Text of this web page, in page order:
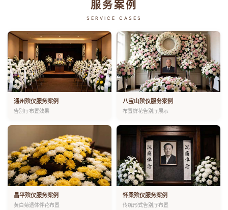
服务案例
SERVICE CASES
通州殡仪服务案例
告别厅布置效果
八宝山殡仪服务案例
布置鲜花告别厅展示
昌平殡仪服务案例
黄白菊遗体伴花布置
怀柔殡仪服务案例
传统形式告别厅布置